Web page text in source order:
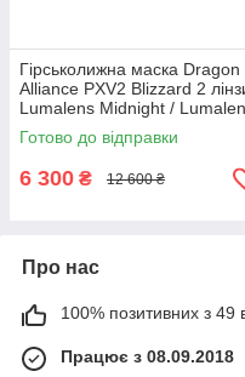
Гірськолижна маска Dragon
Alliance PXV2 Blizzard 2
Lumalens Midnight /
Light Rose
Готово до відправки
6 300 ₴ 12 600 ₴
Про нас
100% позитивних з 49
Працює з 08.09.2018